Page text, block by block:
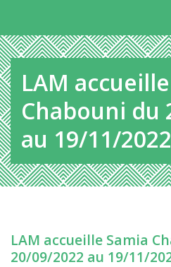
LAM
Chabouni du
au 19/11/2022
LAM accueille Samia
20/09/2022 au 19/11/